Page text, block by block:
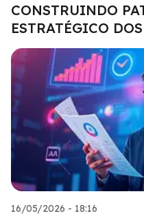
CONSTRUINDO
ESTRATÉGICO
16/05/2026 - 18:16